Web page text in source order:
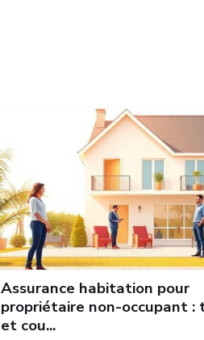
Assurance habitation pour
propriétaire non-occupant :
et cou...